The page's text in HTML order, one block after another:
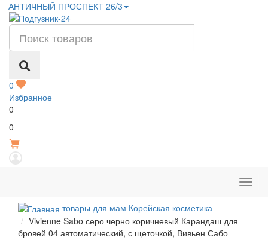
АНТИЧНЫЙ ПРОСПЕКТ 26/3
0
Избранное
0
0
товары для мам Корейская косметика
Vivienne Sabo серо черно коричневый Карандаш для
бровей 04 автоматический, с щеточкой, Вивьен Сабо